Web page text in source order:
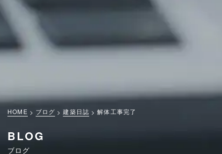
HOME ブログ 建築日誌 解体工事完了
BLOG
ブログ